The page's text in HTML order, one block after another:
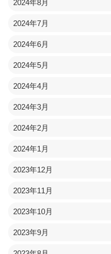
2024年8月
2024年7月
2024年6月
2024年5月
2024年4月
2024年3月
2024年2月
2024年1月
2023年12月
2023年11月
2023年10月
2023年9月